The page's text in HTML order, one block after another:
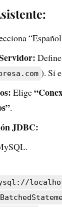
). Si
Elige
.
JDBC: